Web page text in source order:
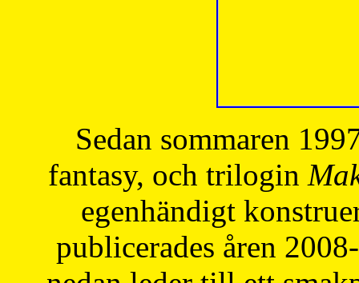
Sedan sommaren
fantasy, och trilogin
egenhändigt
publicerades åren